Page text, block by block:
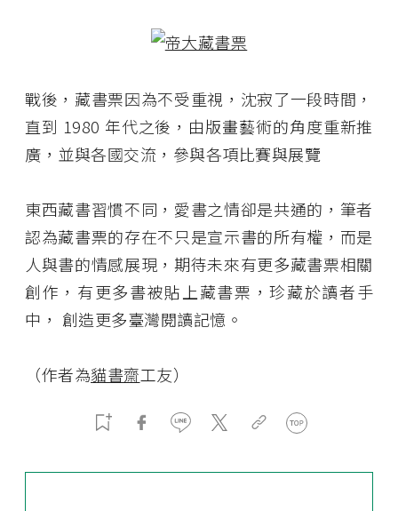
戰後，藏書票因為不受重視，沈寂了一段時間，
直到 1980 年代之後，由版畫藝術的角度重新推
廣，並與各國交流，參與各項比賽與展覽
東西藏書習慣不同，愛書之情卻是共通的，筆者
認為藏書票的存在不只是宣示書的所有權，而是
人與書的情感展現，期待未來有更多藏書票相關
創作，有更多書被貼上藏書票，珍藏於讀者手
中， 創造更多臺灣閱讀記憶。
（作者為貓書齋工友）